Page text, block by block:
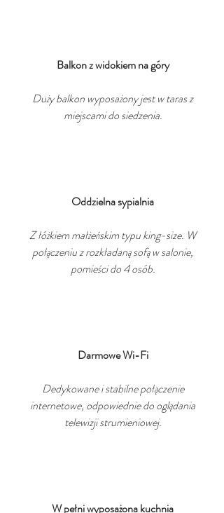
Balkon z widokiem na góry
Duży balkon wyposażony jest w taras z
miejscami do siedzenia.
Oddzielna sypialnia
Z łóżkiem małżeńskim typu king-size. W
połączeniu z rozkładaną sofą w salonie,
pomieści do 4 osób.
Darmowe Wi-Fi
Dedykowane i stabilne połączenie
internetowe, odpowiednie do oglądania
telewizji strumieniowej.
W pełni wyposażona kuchnia